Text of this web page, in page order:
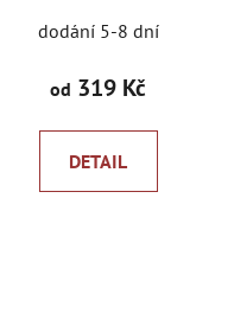
dodání 5-8 dní
od 319 Kč
DETAIL